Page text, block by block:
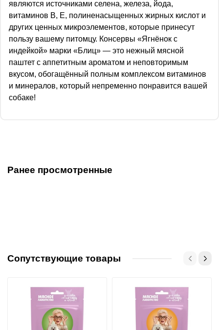
являются источниками селена, железа, йода,
витаминов B, E, полиненасыщенных жирных кислот и
других ценных микроэлементов, которые принесут
пользу вашему питомцу. Консервы «Ягнёнок с
индейкой» марки «Блиц» — это нежный мясной
паштет с аппетитным ароматом и неповторимым
вкусом, обогащённый полным комплексом витаминов
и минералов, который непременно понравится вашей
собаке!
Ранее просмотренные
Сопутствующие товары